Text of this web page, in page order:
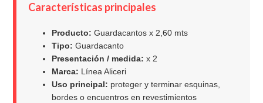
Características principales
Producto: Guardacantos x 2,60 mts
Tipo: Guardacanto
Presentación / medida: x 2
Marca: Línea Aliceri
Uso principal: proteger y terminar esquinas,
bordes o encuentros en revestimientos